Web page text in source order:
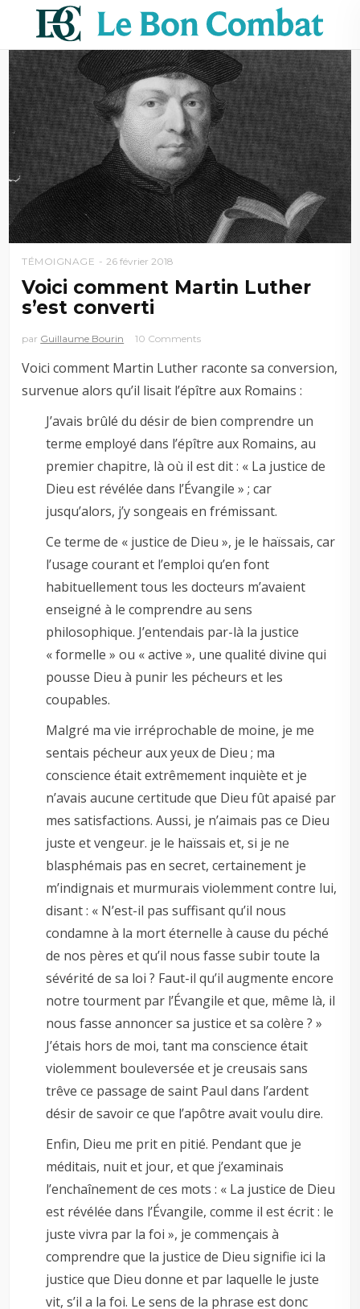
TÉMOIGNAGE 26 février 2018
Voici comment Martin Luther
s’est converti
par Guillaume Bourin 10 Comments
Voici comment Martin Luther raconte sa conversion,
survenue alors qu’il lisait l’épître aux Romains :
J’avais brûlé du désir de bien comprendre un
terme employé dans l’épître aux Romains, au
premier chapitre, là où il est dit : « La justice de
Dieu est révélée dans l’Évangile » ; car
jusqu’alors, j’y songeais en frémissant.
Ce terme de « justice de Dieu », je le haïssais, car
l’usage courant et l’emploi qu’en font
habituellement tous les docteurs m’avaient
enseigné à le comprendre au sens
philosophique. J’entendais par-là la justice
« formelle » ou « active », une qualité divine qui
pousse Dieu à punir les pécheurs et les
coupables.
Malgré ma vie irréprochable de moine, je me
sentais pécheur aux yeux de Dieu ; ma
conscience était extrêmement inquiète et je
n’avais aucune certitude que Dieu fût apaisé par
mes satisfactions. Aussi, je n’aimais pas ce Dieu
juste et vengeur. je le haïssais et, si je ne
blasphémais pas en secret, certainement je
m’indignais et murmurais violemment contre lui,
disant : « N’est-il pas suffisant qu’il nous
condamne à la mort éternelle à cause du péché
de nos pères et qu’il nous fasse subir toute la
sévérité de sa loi ? Faut-il qu’il augmente encore
notre tourment par l’Évangile et que, même là, il
nous fasse annoncer sa justice et sa colère ? »
J’étais hors de moi, tant ma conscience était
violemment bouleversée et je creusais sans
trêve ce passage de saint Paul dans l’ardent
désir de savoir ce que l’apôtre avait voulu dire.
Enfin, Dieu me prit en pitié. Pendant que je
méditais, nuit et jour, et que j’examinais
l’enchaînement de ces mots : « La justice de Dieu
est révélée dans l’Évangile, comme il est écrit : le
juste vivra par la foi », je commençais à
comprendre que la justice de Dieu signifie ici la
justice que Dieu donne et par laquelle le juste
vit, s’il a la foi. Le sens de la phrase est donc